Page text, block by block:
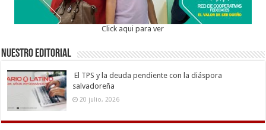
Click aqui para ver
Nuestro Editorial
El TPS y la deuda pendiente con la diáspora
salvadoreña
20 julio, 2026